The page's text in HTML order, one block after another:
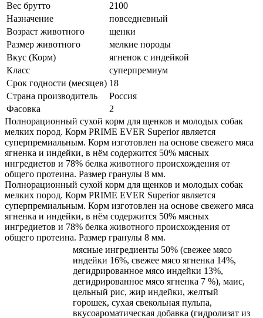
Вес брутто
2100
Назначение
повседневный
Возраст животного
щенки
Размер животного
мелкие породы
Вкус (Корм)
ягненок с индейкой
Класс
суперпремиум
Срок годности (месяцев) 18
Страна производитель
Россия
Фасовка
2
Полнорационный сухой корм для щенков и молодых собак
мелких пород. Корм PRIME EVER Superior является
суперпремиальным. Корм изготовлен на основе свежего мяса
ягненка и индейки, в нём содержится 50% мясных
ингредиетов и 78% белка животного происхождения от
общего протеина. Размер гранулы 8 мм.
Полнорационный сухой корм для щенков и молодых собак
мелких пород. Корм PRIME EVER Superior является
суперпремиальным. Корм изготовлен на основе свежего мяса
ягненка и индейки, в нём содержится 50% мясных
ингредиетов и 78% белка животного происхождения от
общего протеина. Размер гранулы 8 мм.
мясные ингредиенты 50% (свежее мясо
индейки 16%, свежее мясо ягненка 14%,
дегидрированное мясо индейки 13%,
дегидрированное мясо ягненка 7 %), маис,
цельный рис, жир индейки, желтый
горошек, сухая свекольная пульпа,
вкусоароматическая добавка (гидролизат из